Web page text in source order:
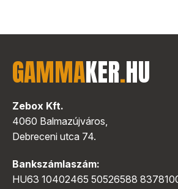
GAMMAKER.HU
Zebox Kft.
4060 Balmazújváros,
Debreceni utca 74.
Bankszámlaszám:
HU63 10402465 50526588